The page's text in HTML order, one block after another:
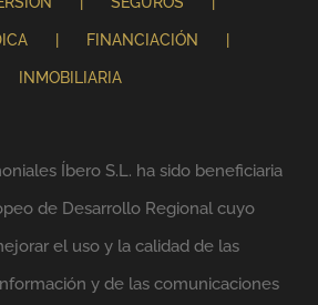
FINANCIACIÓN
INMOBILIARIA
Íbero S.L. ha sido beneficiaria
de Desarrollo Regional cuyo
el uso y la calidad de las
y de las comunicaciones